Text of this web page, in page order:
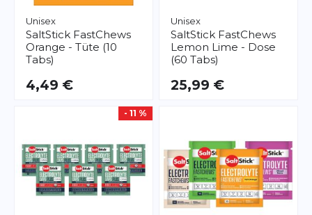
Unisex
SaltStick FastChews
Orange - Tüte (10
Tabs)
4,49 €
Unisex
SaltStick FastChews
Lemon Lime - Dose
(60 Tabs)
25,99 €
- 11 %